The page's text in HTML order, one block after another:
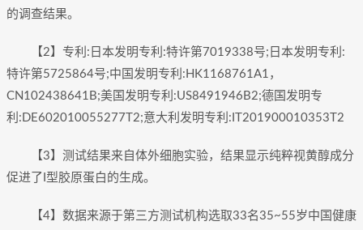
的调查结果。
【2】专利:日本发明专利:特许第7019338号;日本发明专利:
特许第5725864号;中国发明专利:HK1168761A1，
CN102438641B;美国发明专利:US8491946B2;德国发明专
利:DE602010055277T2;意大利发明专利:IT201900010353T2
【3】测试结果来自体外细胞实验，结果显示纯粹视黄醇成分
促进了I型胶原蛋白的生成。
【4】数据来源于第三方测试机构选取33名35~55岁中国健康